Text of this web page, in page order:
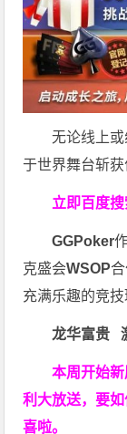
无论线上
于世界舞台斩获
立即百度搜
GGPoker
克盛会WSOP
充满乐趣的竞技
龙华富贵
本周开始
利大放送，要
喜啦。